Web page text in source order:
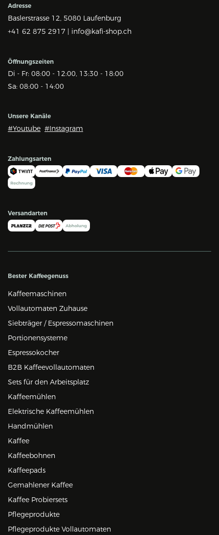
Adresse
Baslerstrasse 12, 5080 Laufenburg
+41 62 875 2917 |
info@kafi-shop.ch
Öffnungszeiten
Di - Fr: 08:00 - 12:00, 13:30 - 18:00
Sa: 08:00 - 14:00
Unsere Kanäle
#Youtube #Instagram
Zahlungsarten
Versandarten
Bester Kaffeegenuss
Kaffeemaschinen
Vollautomaten Zuhause
Siebträger / Espressomaschinen
Portionensysteme
Espressokocher
B2B Kaffeevollautomaten
Sets für den Arbeitsplatz
Kaffeemühlen
Elektrische Kaffeemühlen
Handmühlen
Kaffee
Kaffeebohnen
Kaffeepads
Gemahlener Kaffee
Kaffee Probiersets
Pflegeprodukte
Pflegeprodukte Vollautomaten